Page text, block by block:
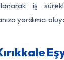
iş
yardımcı